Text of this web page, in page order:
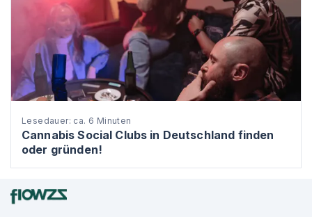
Lesedauer: ca. 6 Minuten
Cannabis Social Clubs in Deutschland finden
oder gründen!